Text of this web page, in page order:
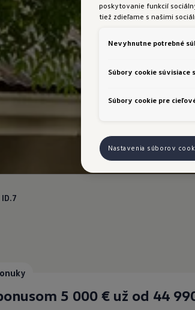
ID.7
5 000 € už od 44
poskytovanie funkcií
tiež zdieľame s našimi
Nevyhnutne potrebné
Súbory cookie súvisiace
Súbory cookie pre
Nastavenia súborov